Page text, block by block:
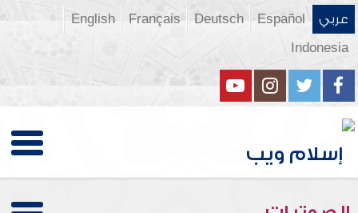
عربي Español
Deutsch
Français
English
Indonesia